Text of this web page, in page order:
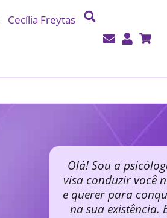
Cecília Freytas
Olá! Sou a
visa conduzir você
e querer para
na sua existência.